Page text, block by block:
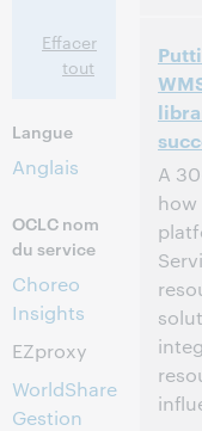
Effacer
tout
Langue
Anglais
OCLC nom
du service
Choreo
Insights
EZproxy
WorldShare
Gestion
Time,
A
how